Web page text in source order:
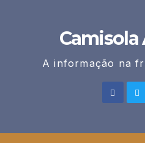
Camisola
A informação na